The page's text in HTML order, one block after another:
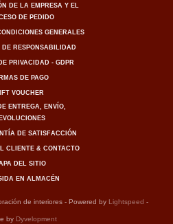
DE LA EMPRESA Y EL
DE PEDIDO
GENERALES
DE RESPONSABILIDAD
PRIVACIDAD - GDPR
DE PAGO
VOUCHER
ENTREGA, ENVÍO,
DE SATISFACCIÓN
CLIENTE & CONTACTO
DEL SITIO
EN ALMACÉN
de interiores - Powered by Lightspeed -
by Dyvelopment